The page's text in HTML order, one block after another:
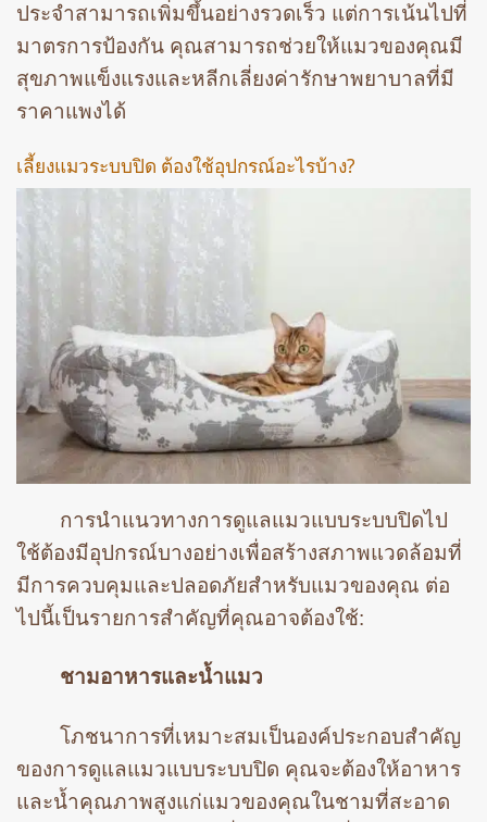
ประจำสามารถเพิ่มขึ้นอย่างรวดเร็ว แต่การเน้นไปที่
มาตรการป้องกัน คุณสามารถช่วยให้แมวของคุณมี
สุขภาพแข็งแรงและหลีกเลี่ยงค่ารักษาพยาบาลที่มี
ราคาแพงได้
เลี้ยงแมวระบบปิด ต้องใช้อุปกรณ์อะไรบ้าง?
การนำแนวทางการดูแลแมวแบบระบบปิดไป
ใช้ต้องมีอุปกรณ์บางอย่างเพื่อสร้างสภาพแวดล้อมที่
มีการควบคุมและปลอดภัยสำหรับแมวของคุณ ต่อ
ไปนี้เป็นรายการสำคัญที่คุณอาจต้องใช้:
ชามอาหารและน้ำแมว
โภชนาการที่เหมาะสมเป็นองค์ประกอบสำคัญ
ของการดูแลแมวแบบระบบปิด คุณจะต้องให้อาหาร
และน้ำคุณภาพสูงแก่แมวของคุณในชามที่สะอาด